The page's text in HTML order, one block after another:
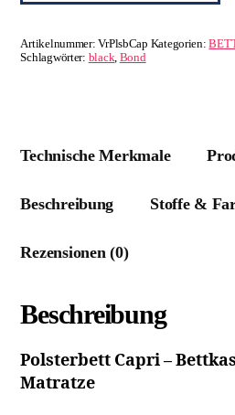
Artikelnummer:VrPlsbCap Kategorien:
Schlagwörter: black, Bond
Technische Merkmale
Beschreibung Stoffe &
Rezensionen (0)
Beschreibung
Polsterbett Capri –
Matratze